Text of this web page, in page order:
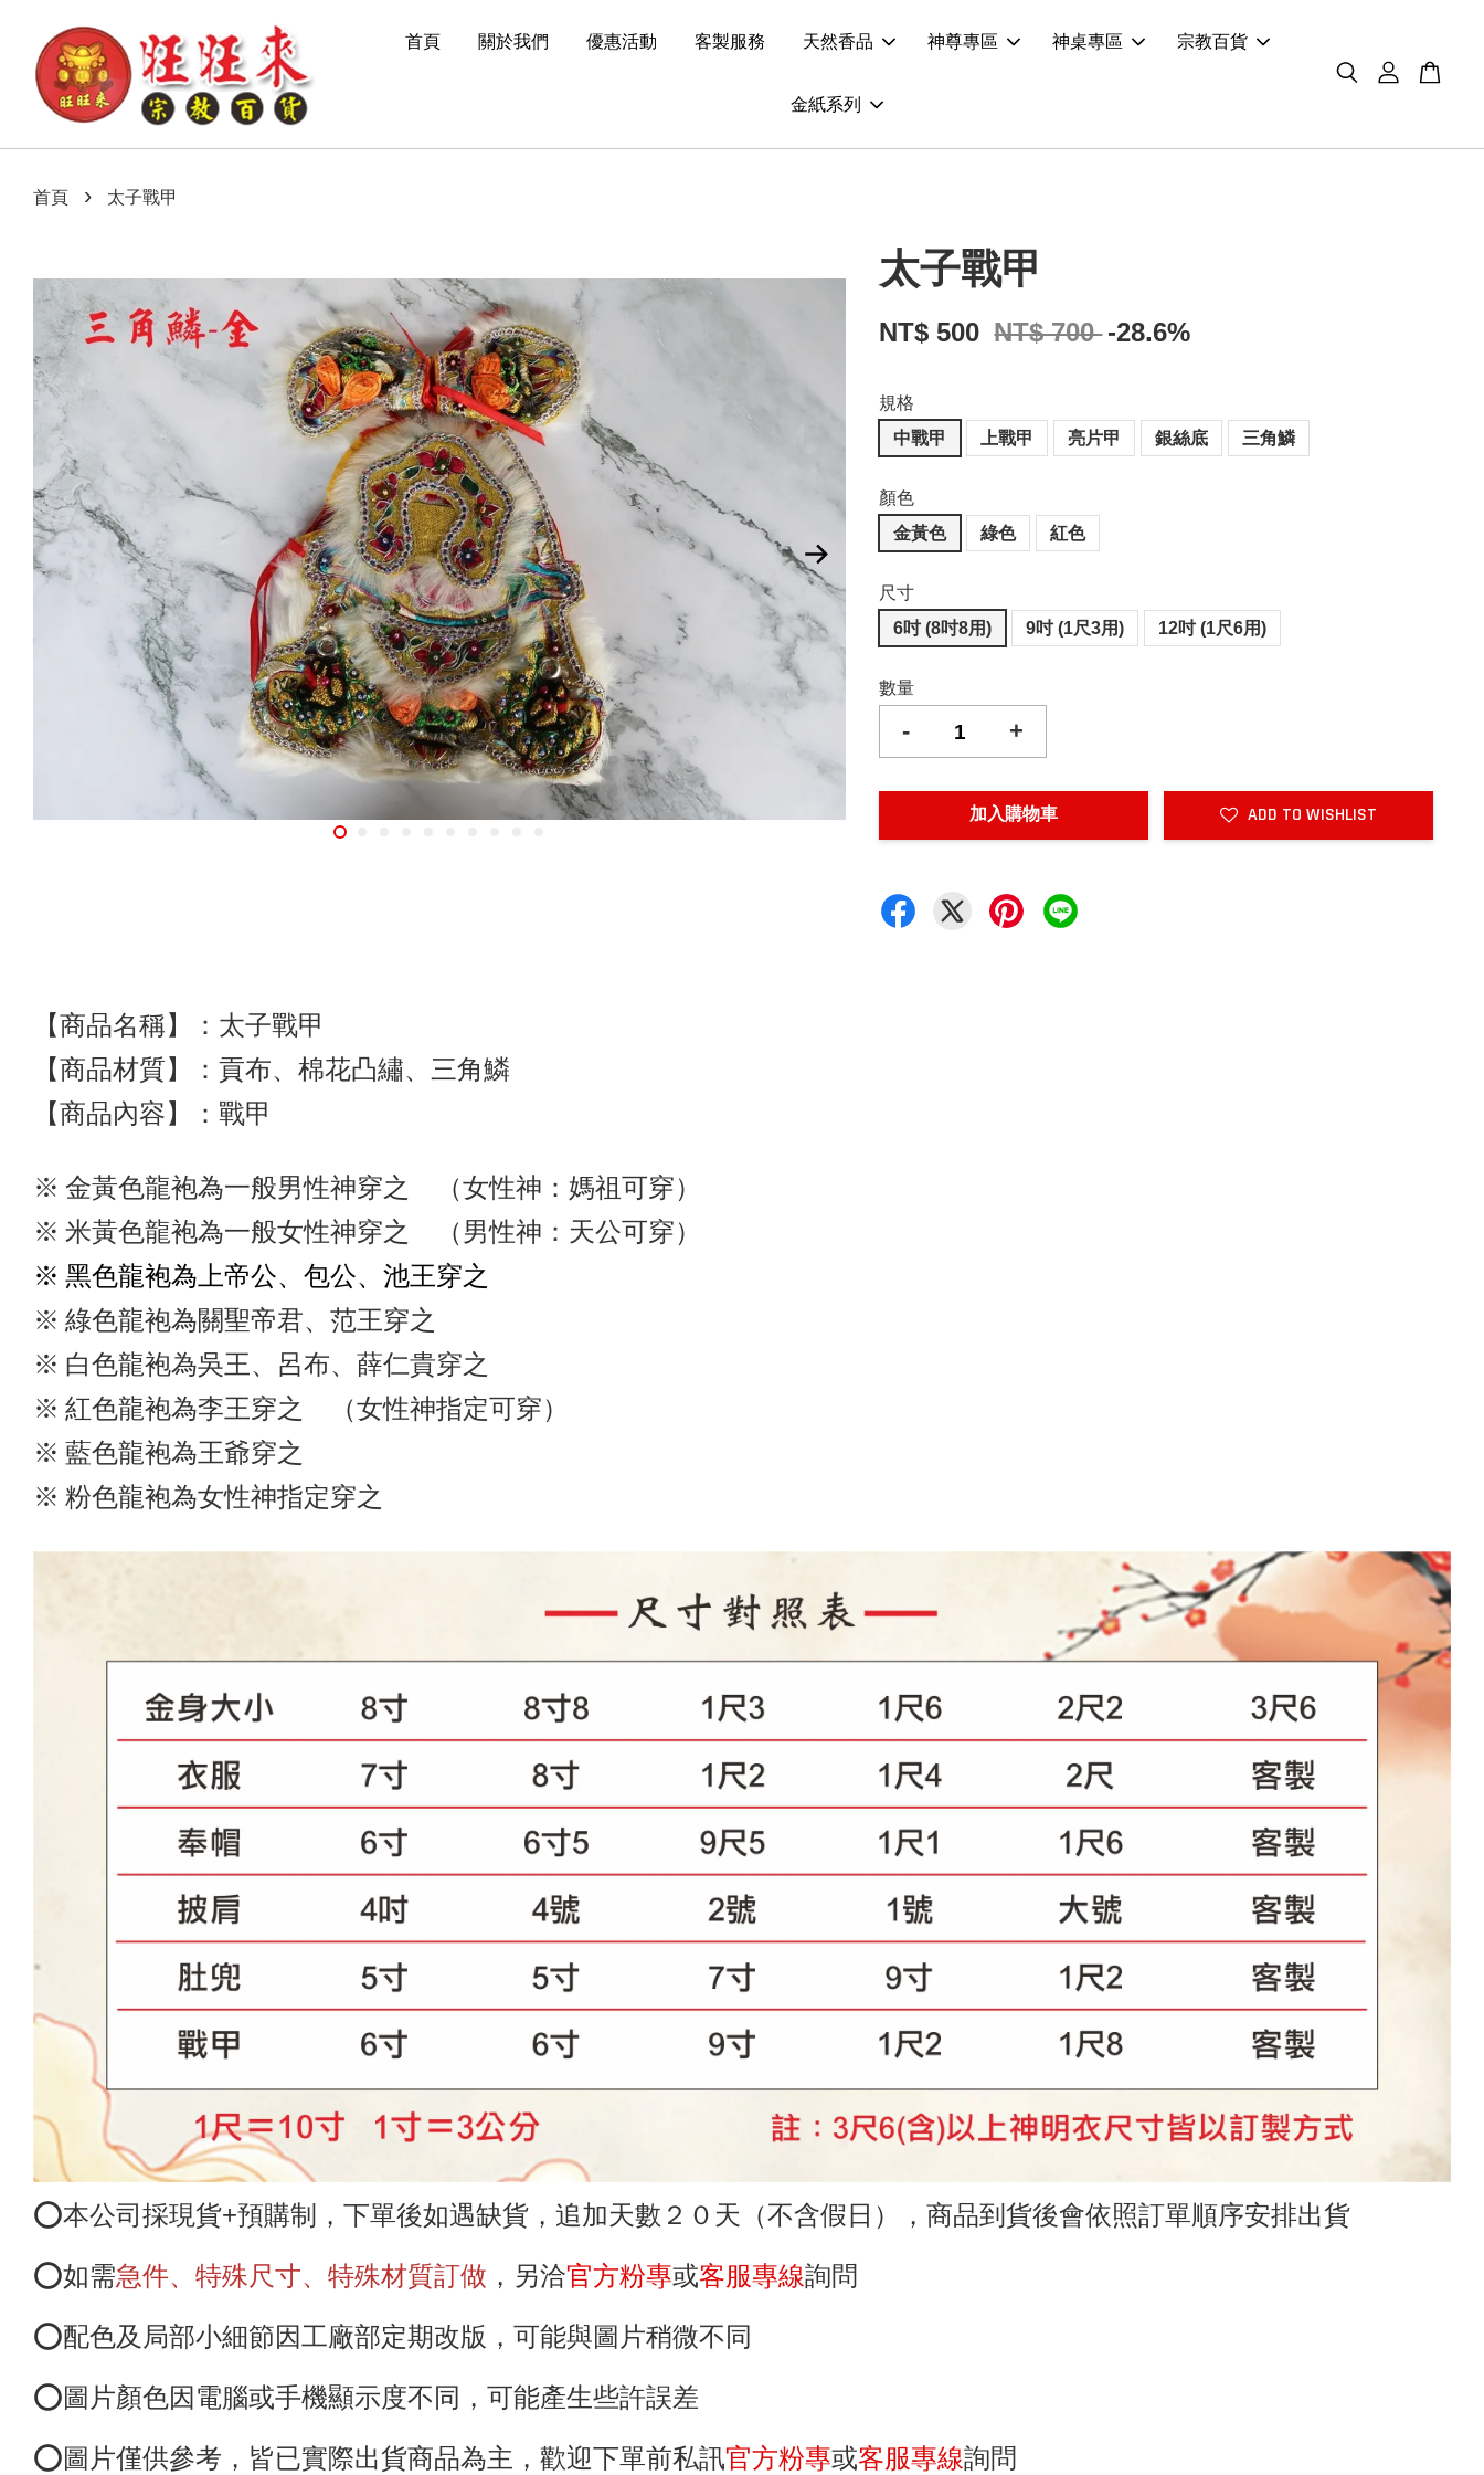
首頁 關於我們 優惠活動 客製服務 天然香品 神尊專區 神桌專區 宗教百貨
金紙系列
首頁 › 太子戰甲
太子戰甲
NT$ 500 NT$ 700 -28.6%
規格
中戰甲
上戰甲 亮片甲 銀絲底 三角鱗
顏色
金黃色
綠色 紅色
尺寸
6吋 (8吋8用)
9吋 (1尺3用) 12吋 (1尺6用)
數量
- +
加入購物車 ADD TO WISHLIST
【商品名稱】：太子戰甲
【商品材質】：貢布、棉花凸繡、三角鱗
【商品內容 】：戰甲
※ 金黃色龍袍為一般男性神穿之 （女性神：媽祖可穿）
※ 米黃色龍袍為一般女性神穿之 （男性神：天公可穿）
※ 黑色龍袍為上帝公、包公、池王穿之
※ 綠色龍袍為關聖帝君、范王穿之
※ 白色龍袍為吳王、呂布、薛仁貴穿之
※ 紅色龍袍為李王穿之 （女性神指定可穿）
※ 藍色龍袍為王爺穿之
※ 粉色龍袍為女性神指定穿之
⭕️本公司採現貨+預購制，下單後如遇缺貨 ，追加天數２０天（不含假日） ，商品到貨後會依照訂單順序安排出貨
⭕️如需急件、特殊尺寸、特殊材質訂做 ， 另洽官方粉專或客服專線詢問
⭕️配色及局部小細節因工廠部定期改版 ，可能與圖片稍微不同
⭕️圖 片顏色因電腦或手機顯示度不同，可能產生些許誤差
⭕️圖片僅供參考 ，皆已實際出貨商品為主 ，歡迎下單前私訊官方粉專或客服專線詢問